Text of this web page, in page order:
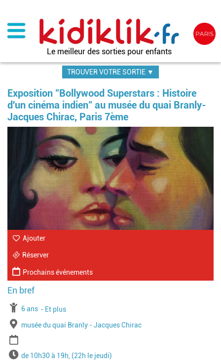
contenu
principal
Le meilleur des sorties pour enfants
TROUVER VOTRE SORTIE ▼
Exposition "Bollywood Superstars : Histoire
d'un cinéma indien" au musée du quai Branly-
Jacques Chirac, Paris 7ème
Ajouter
Réserver
Prochains événements
À partir de
6 ans Jusqu'à l'age de
Et plus
Lieu
musée du quai Branly - Jacques Chirac
Horairesde 10h30 à 19h, (22h le jeudi)